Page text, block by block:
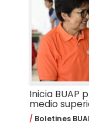
Inicia BUAP
medio
Boletines